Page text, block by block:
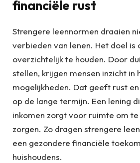
financiële rust
Strengere leennormen draaien
verbieden van lenen. Het doel is
overzichtelijk te houden. Door
stellen, krijgen mensen inzicht in
mogelijkheden. Dat geeft rust
op de lange termijn. Een lening
inkomen zorgt voor ruimte om
zorgen. Zo dragen strengere
een gezondere financiële
huishoudens.